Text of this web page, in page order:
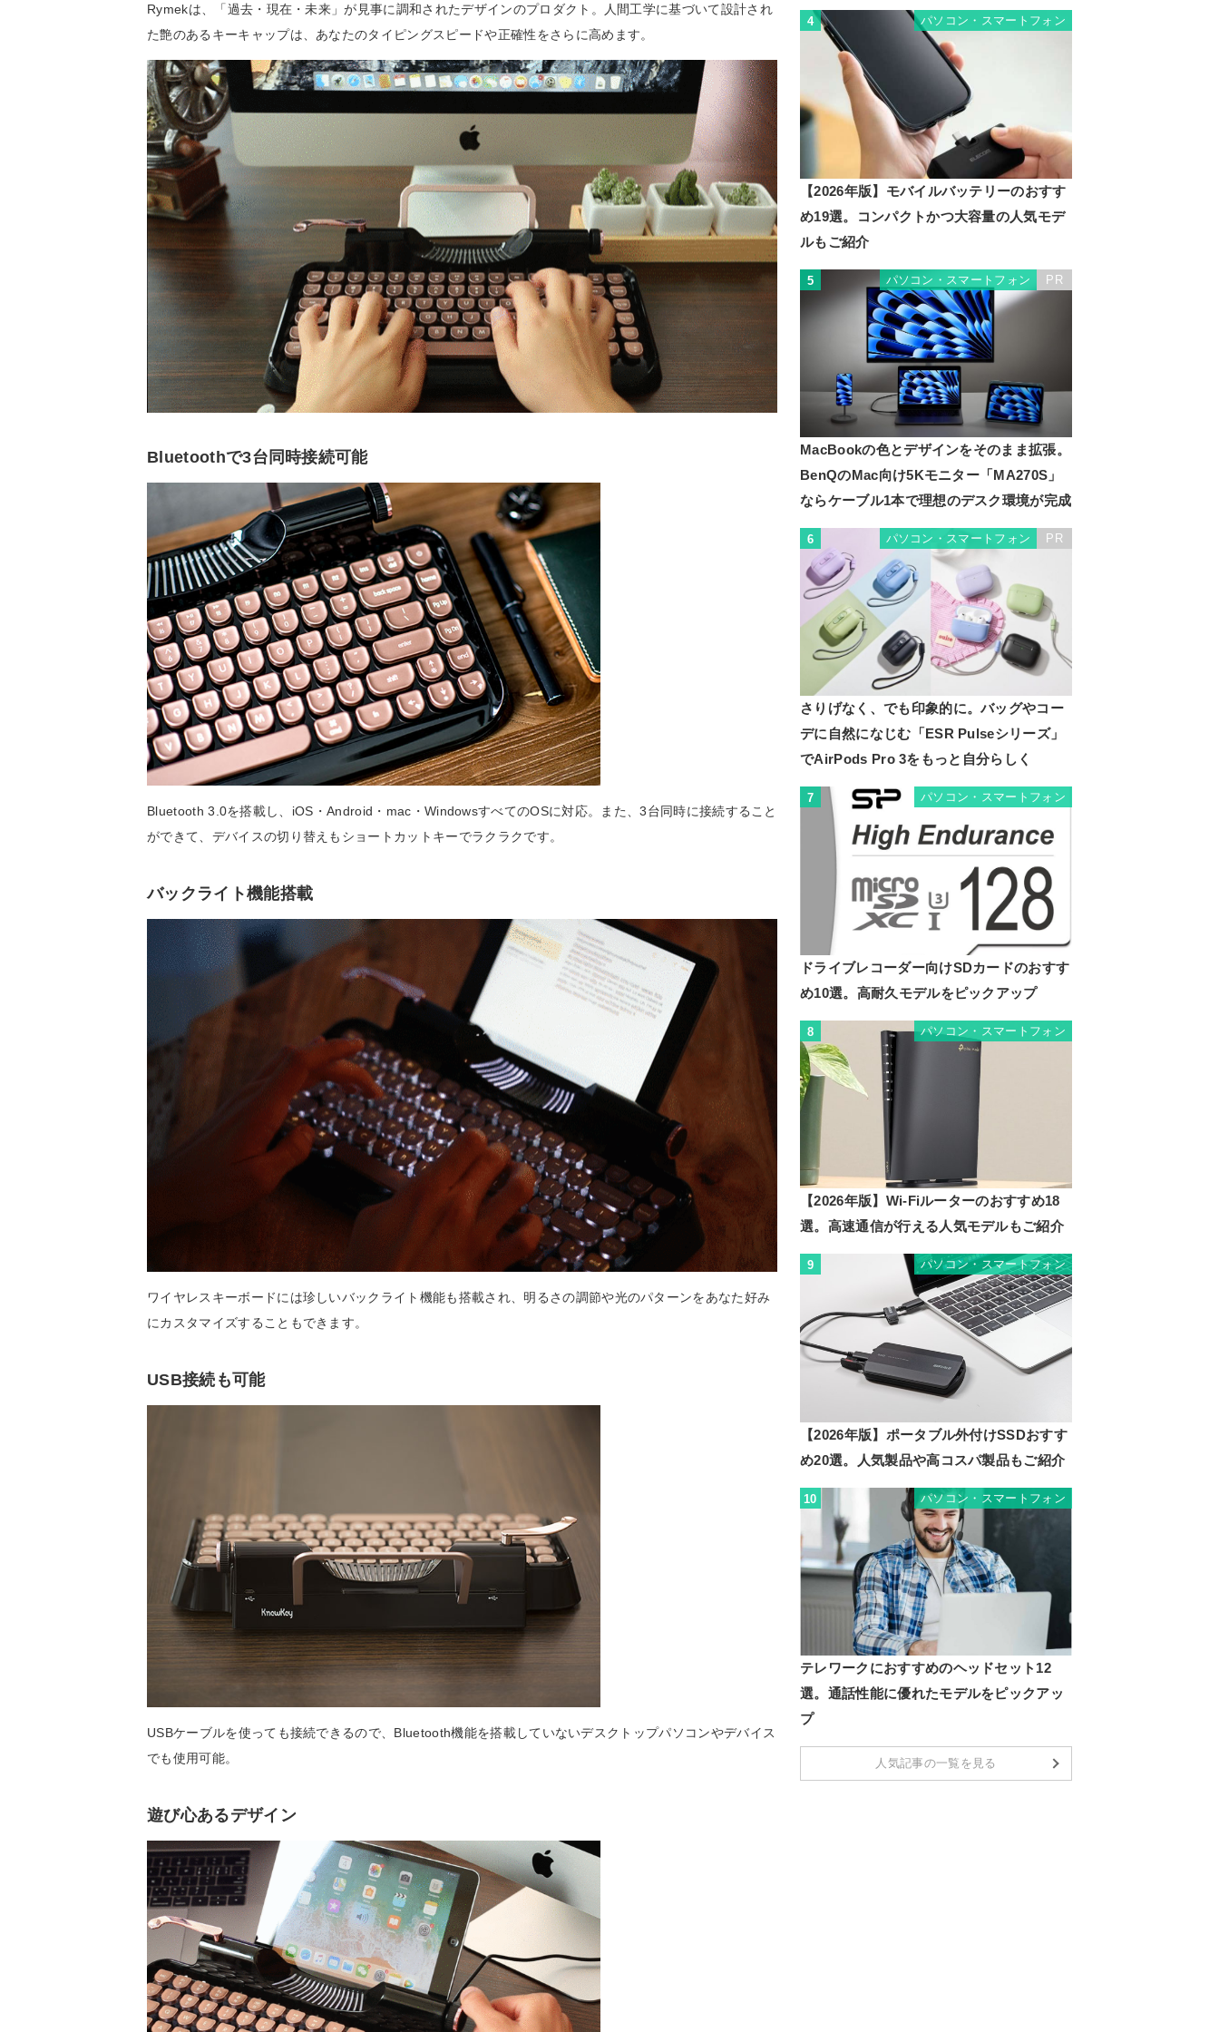
Rymekは、「過去・現在・未来」が見事に調和されたデザインのプロダクト。人間工学に基づいて設計され
た艶のあるキーキャップは、あなたのタイピングスピードや正確性をさらに高めます。
Bluetoothで3台同時接続可能
Bluetooth 3.0を搭載し、iOS・Android・mac・WindowsすべてのOSに対応。また、3台同時に接続すること
ができて、デバイスの切り替えもショートカットキーでラクラクです。
バックライト機能搭載
ワイヤレスキーボードには珍しいバックライト機能も搭載され、明るさの調節や光のパターンをあなた好み
にカスタマイズすることもできます。
USB接続も可能
USBケーブルを使っても接続できるので、Bluetooth機能を搭載していないデスクトップパソコンやデバイス
でも使用可能。
遊び心あるデザイン
4 パソコン・スマートフォン
【2026年版】モバイルバッテリーのおすす
め19選。コンパクトかつ大容量の人気モデ
ルもご紹介
5 パソコン・スマートフォン PR
MacBookの色とデザインをそのまま拡張。
BenQのMac向け5Kモニター「MA270S」
ならケーブル1本で理想のデスク環境が完成
6 パソコン・スマートフォン PR
さりげなく、でも印象的に。バッグやコー
デに自然になじむ「ESR Pulseシリーズ」
でAirPods Pro 3をもっと自分らしく
7 パソコン・スマートフォン
ドライブレコーダー向けSDカードのおすす
め10選。高耐久モデルをピックアップ
8 パソコン・スマートフォン
【2026年版】Wi-Fiルーターのおすすめ18
選。高速通信が行える人気モデルもご紹介
9 パソコン・スマートフォン
【2026年版】ポータブル外付けSSDおすす
め20選。人気製品や高コスパ製品もご紹介
10 パソコン・スマートフォン
テレワークにおすすめのヘッドセット12
選。通話性能に優れたモデルをピックアッ
プ
人気記事の一覧を見る